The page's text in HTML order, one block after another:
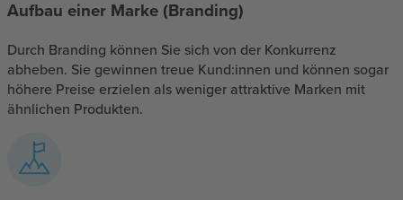
Aufbau einer Marke (Branding)
Durch Branding können Sie sich von der Konkurrenz
abheben. Sie gewinnen treue Kund:innen und können sogar
höhere Preise erzielen als weniger attraktive Marken mit
ähnlichen Produkten.